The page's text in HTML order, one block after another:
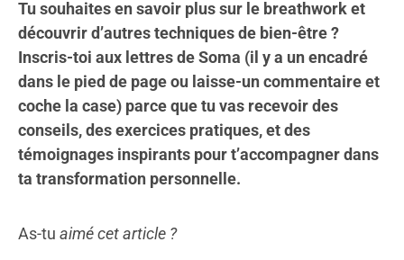
Tu souhaites en savoir plus sur le breathwork et
découvrir d’autres techniques de bien-être ?
Inscris-toi aux lettres de Soma (il y a un encadré
dans le pied de page ou laisse-un commentaire et
coche la case) parce que tu vas recevoir des
conseils, des exercices pratiques, et des
témoignages inspirants pour t’accompagner dans
ta transformation personnelle.
As-tu aimé cet article ?